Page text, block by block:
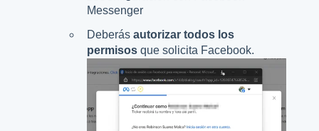
Deberás autorizar todos los
permisos que solicita Facebook.